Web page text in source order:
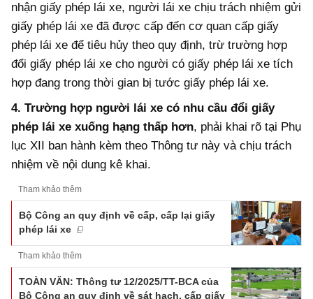
nhận giấy phép lái xe, người lái xe chịu trách nhiệm gửi
giấy phép lái xe đã được cấp đến cơ quan cấp giấy
phép lái xe để tiêu hủy theo quy định, trừ trường hợp
đổi giấy phép lái xe cho người có giấy phép lái xe tích
hợp đang trong thời gian bị tước giấy phép lái xe.
4. Trường hợp người lái xe có nhu cầu đổi giấy
phép lái xe xuống hạng thấp hơn, phải khai rõ tại Phụ
lục XII ban hành kèm theo Thông tư này và chịu trách
nhiệm về nội dung kê khai.
Tham khảo thêm
Bộ Công an quy định về cấp, cấp lại giấy
phép lái xe
Tham khảo thêm
TOÀN VĂN: Thông tư 12/2025/TT-BCA của
Bộ Công an quy định về sát hạch, cấp giấy